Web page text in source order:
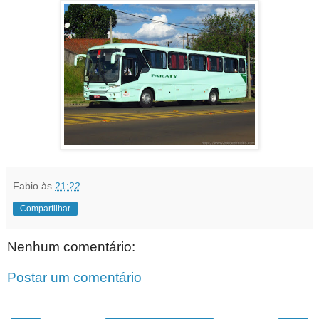
Fabio às 21:22
Compartilhar
Nenhum comentário:
Postar um comentário